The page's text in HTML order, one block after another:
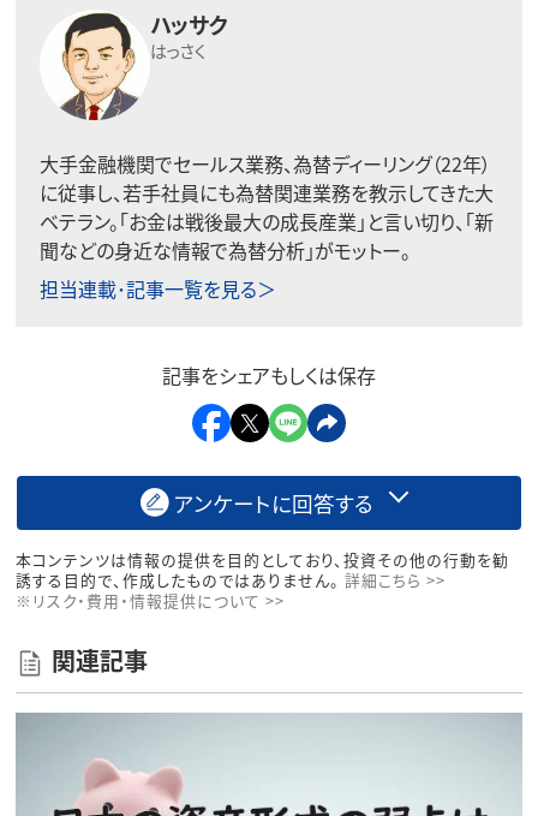
ハッサク
はっさく
大手金融機関でセールス業務、為替ディーリング（22年）
に従事し、若手社員にも為替関連業務を教示してきた大
ベテラン。「お金は戦後最大の成長産業」と言い切り、「新
聞などの身近な情報で為替分析」がモットー。
担当連載･記事一覧を見る＞
記事をシェアもしくは保存
アンケートに回答する
本コンテンツは情報の提供を目的としており、投資その他の行動を勧
誘する目的で、作成したものではありません。 詳細こちら >>
※リスク・費用・情報提供について >>
関連記事